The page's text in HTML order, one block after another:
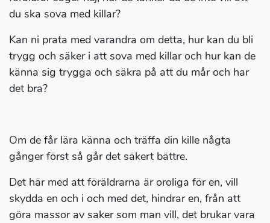
du ska sova med killar?
Kan ni prata med varandra om detta, hur kan du bli
trygg och säker i att sova med killar och hur kan de
känna sig trygga och säkra på att du mår och har
det bra?
Om de får lära känna och träffa din kille någta
gånger först så går det säkert bättre.
Det här med att föräldrarna är oroliga för en, vill
skydda en och i och med det, hindrar en, från att
göra massor av saker som man vill, det brukar vara